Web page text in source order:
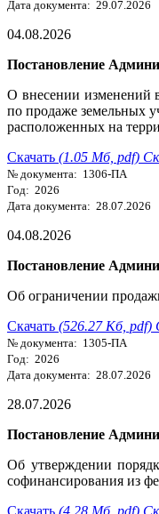
Дата документа: 29.07.2026
04.08.2026
Постановление
О внесении изменений
по продаже земельных
расположенных на
Скачать (1.05 Мб, pdf)
№ документа: 1306-ПА
Год: 2026
Дата документа: 28.07.2026
04.08.2026
Постановление
Об ограничении
Скачать (526.27 Кб, pdf)
№ документа: 1305-ПА
Год: 2026
Дата документа: 28.07.2026
28.07.2026
Постановление
Об утверждении
софинансирования из
Скачать (4.28 Мб, pdf)